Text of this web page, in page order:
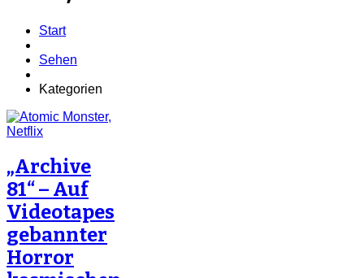
Start
Sehen
Kategorien
„Archive
81“ – Auf
Videotapes
gebannter
Horror